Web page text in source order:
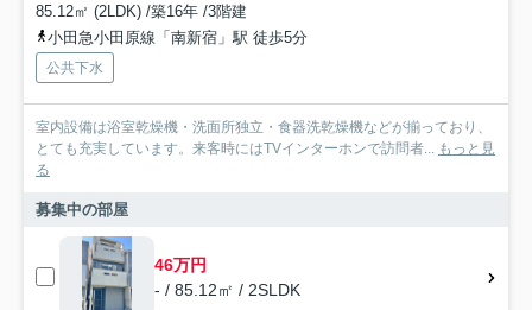
85.12㎡ (2LDK) /築16年 /3階建
小田急小田原線「南新宿」駅 徒歩5分
公共下水
室内設備は浴室乾燥機・洗面所独立・食器洗乾燥機などが揃っており、
とても充実しています。来客時にはTVインターホンで訪問者... もっと見
る
募集中の部屋
46万円
- / 85.12㎡ / 2SLDK